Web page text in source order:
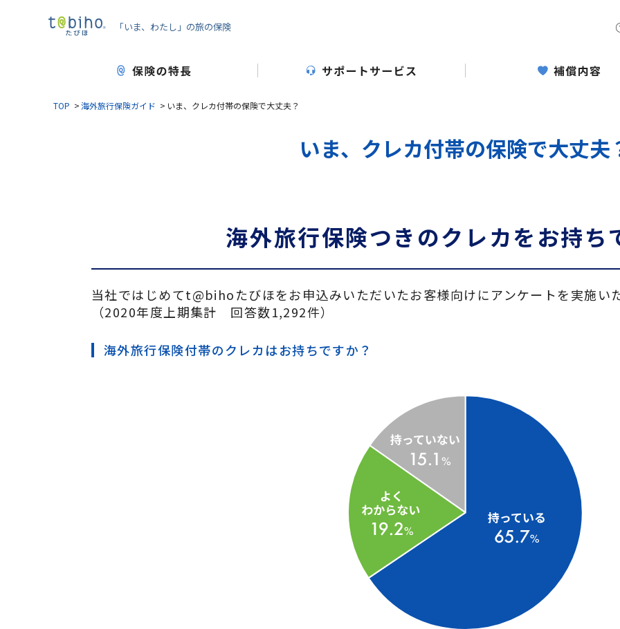
「いま、わたし」の旅の保険
TOP 海外旅行保険ガイド いま、クレカ付帯の保険で大丈夫？
いま、クレカ付帯の保険で大丈夫
海外旅行保険つきのクレカをお持ち
当社ではじめてt@bihoたびほをお申込みいただいたお客様向けにアンケートを実施い
（2020年度上期集計 回答数1,292件）
海外旅行保険付帯のクレカはお持ちですか？